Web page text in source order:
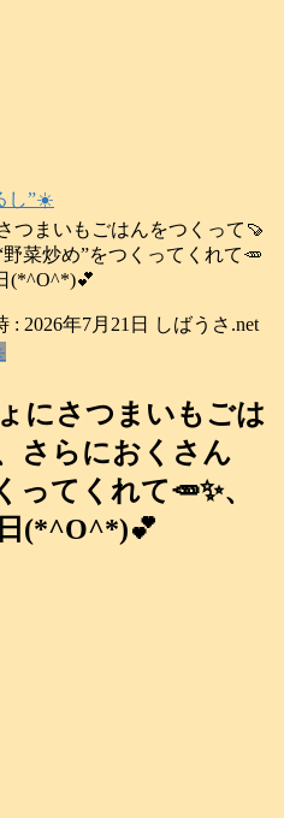
し”☀️
つまいもごはんをつくって🍠
菜炒め”をつくってくれて🥕
(*^O^*)💕
: 2026年7月21日
しばうさ.net
にさつまいもごは
さらにおくさん
ってくれて🥕✨、
(*^O^*)💕